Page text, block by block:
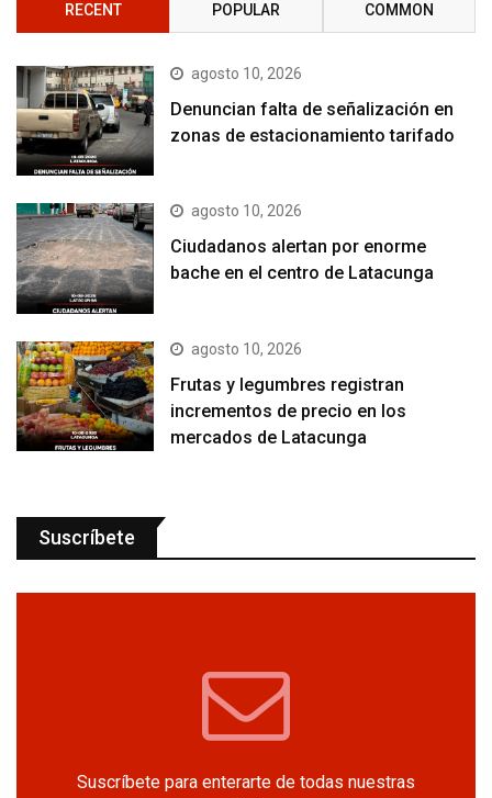
RECENT POPULAR COMMON
agosto 10, 2026
Denuncian falta de señalización en
zonas de estacionamiento tarifado
agosto 10, 2026
Ciudadanos alertan por enorme
bache en el centro de Latacunga
agosto 10, 2026
Frutas y legumbres registran
incrementos de precio en los
mercados de Latacunga
Suscríbete
Suscríbete para enterarte de todas nuestras